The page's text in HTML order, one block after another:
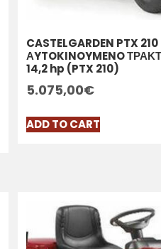
CASTELGARDEN PTX 210
ΑYTOKINOYMENO
14,2 hp (PTX 210)
5.075,00€
ADD TO CART